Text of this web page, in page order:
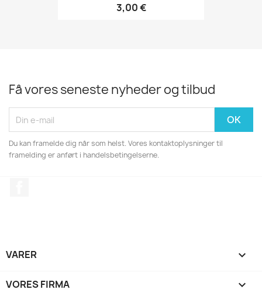
3,00 €
Få vores seneste nyheder og tilbud
Du kan framelde dig når som helst. Vores kontaktoplysninger til
framelding er anført i handelsbetingelserne.
VARER 
VORES FIRMA 